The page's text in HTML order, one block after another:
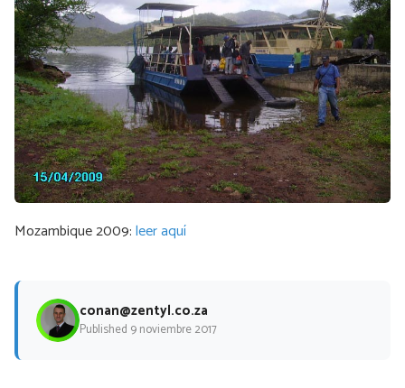
Mozambique 2009:leer aquí
conan@zentyl.co.za
Published 9 noviembre 2017